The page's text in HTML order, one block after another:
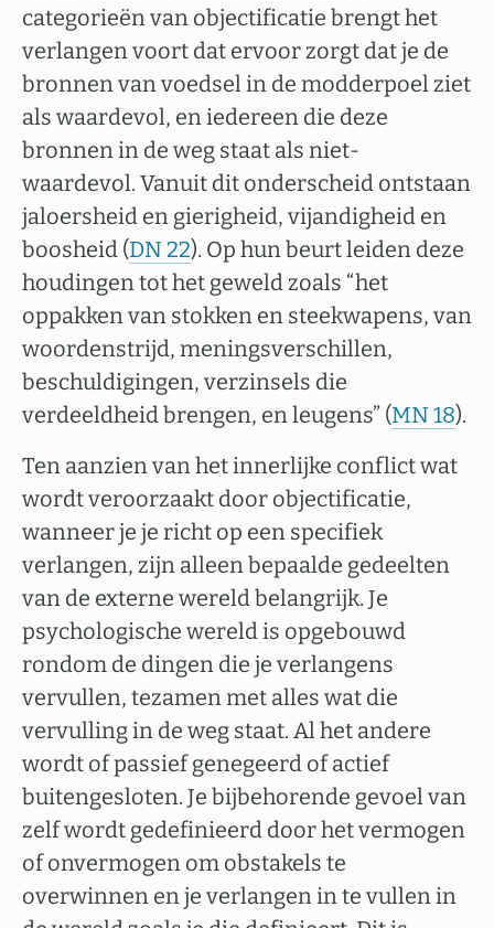
categorieën van objectificatie brengt het
verlangen voort dat ervoor zorgt dat je de
bronnen van voedsel in de modderpoel ziet
als waardevol, en iedereen die deze
bronnen in de weg staat als niet-
waardevol. Vanuit dit onderscheid ontstaan
jaloersheid en gierigheid, vijandigheid en
boosheid (DN 22). Op hun beurt leiden deze
houdingen tot het geweld zoals “het
oppakken van stokken en steekwapens, van
woordenstrijd, meningsverschillen,
beschuldigingen, verzinsels die
verdeeldheid brengen, en leugens” (MN 18).
Ten aanzien van het innerlijke conflict wat
wordt veroorzaakt door objectificatie,
wanneer je je richt op een specifiek
verlangen, zijn alleen bepaalde gedeelten
van de externe wereld belangrijk. Je
psychologische wereld is opgebouwd
rondom de dingen die je verlangens
vervullen, tezamen met alles wat die
vervulling in de weg staat. Al het andere
wordt of passief genegeerd of actief
buitengesloten. Je bijbehorende gevoel van
zelf wordt gedefinieerd door het vermogen
of onvermogen om obstakels te
overwinnen en je verlangen in te vullen in